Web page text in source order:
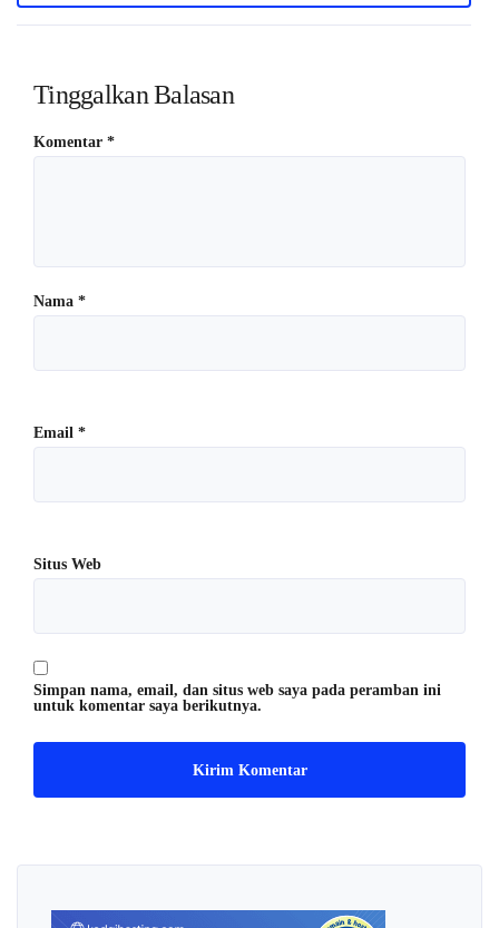
Tinggalkan Balasan
Komentar *
Nama *
Email *
Situs Web
Simpan nama, email, dan situs web saya pada peramban ini
untuk komentar saya berikutnya.